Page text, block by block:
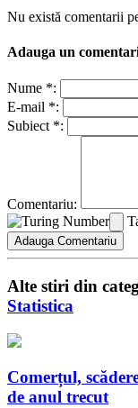
Nu există comentarii
Adauga un
Nume *:
E-mail *:
Subiect *:
Comentariu:
Alte stiri din
Statistica
Comerțul,
de anul trecut